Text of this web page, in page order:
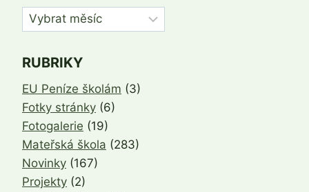
Archivy
RUBRIKY
EU Peníze školám (3)
Fotky stránky (6)
Fotogalerie (19)
Mateřská škola (283)
Novinky (167)
Projekty (2)